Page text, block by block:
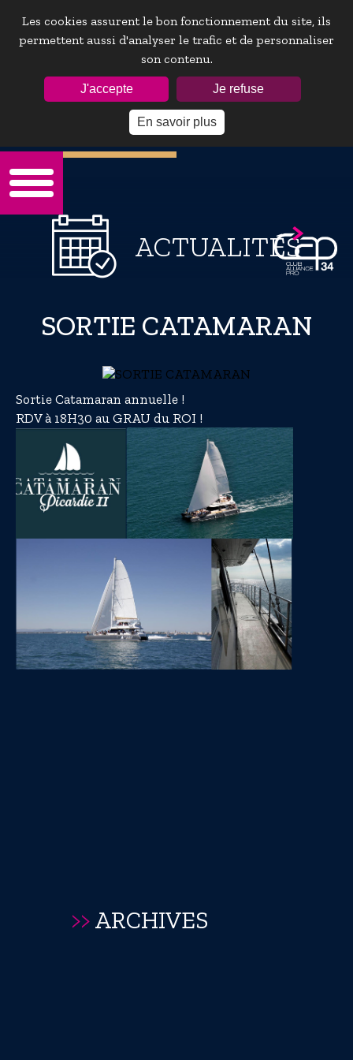
Les cookies assurent le bon fonctionnement du site, ils
permettent aussi d'analyser le trafic et de personnaliser
son contenu.
J'accepte Je refuse
En savoir plus
Mot de passe oublie ?
ACTUALITÉS
SORTIE CATAMARAN
Sortie Catamaran annuelle !
RDV à 18H30 au GRAU du ROI !
>>ARCHIVES